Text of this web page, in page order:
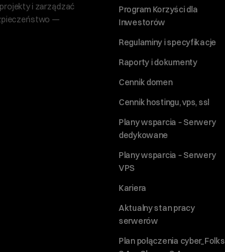
i zarządzać
—
Program Korzyści dla
Inwestorów
Regulaminy i specyfikacje
Raporty i dokumenty
Cennik domen
Cennik hostingu, vps, ssl
Plany wsparcia – Serwery
dedykowane
Plany wsparcia – Serwery
VPS
Kariera
Aktualny stan pracy
serwerów
Plan połączenia cyber_Folks